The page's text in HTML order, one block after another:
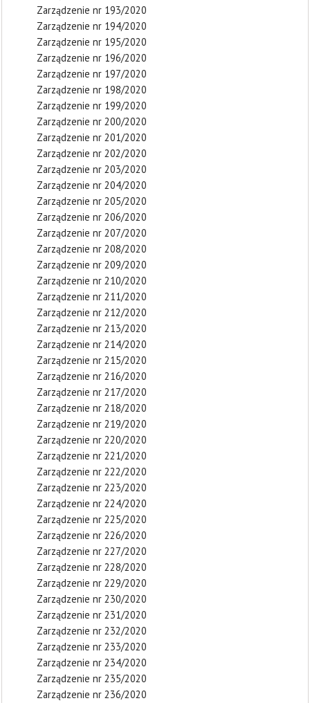
Zarządzenie nr 193/2020
Zarządzenie nr 194/2020
Zarządzenie nr 195/2020
Zarządzenie nr 196/2020
Zarządzenie nr 197/2020
Zarządzenie nr 198/2020
Zarządzenie nr 199/2020
Zarządzenie nr 200/2020
Zarządzenie nr 201/2020
Zarządzenie nr 202/2020
Zarządzenie nr 203/2020
Zarządzenie nr 204/2020
Zarządzenie nr 205/2020
Zarządzenie nr 206/2020
Zarządzenie nr 207/2020
Zarządzenie nr 208/2020
Zarządzenie nr 209/2020
Zarządzenie nr 210/2020
Zarządzenie nr 211/2020
Zarządzenie nr 212/2020
Zarządzenie nr 213/2020
Zarządzenie nr 214/2020
Zarządzenie nr 215/2020
Zarządzenie nr 216/2020
Zarządzenie nr 217/2020
Zarządzenie nr 218/2020
Zarządzenie nr 219/2020
Zarządzenie nr 220/2020
Zarządzenie nr 221/2020
Zarządzenie nr 222/2020
Zarządzenie nr 223/2020
Zarządzenie nr 224/2020
Zarządzenie nr 225/2020
Zarządzenie nr 226/2020
Zarządzenie nr 227/2020
Zarządzenie nr 228/2020
Zarządzenie nr 229/2020
Zarządzenie nr 230/2020
Zarządzenie nr 231/2020
Zarządzenie nr 232/2020
Zarządzenie nr 233/2020
Zarządzenie nr 234/2020
Zarządzenie nr 235/2020
Zarządzenie nr 236/2020